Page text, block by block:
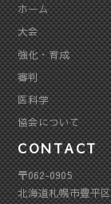
ホーム
大会
強化・育成
審判
医科学
協会について
CONTACT
〒062-0905
北海道札幌市豊平